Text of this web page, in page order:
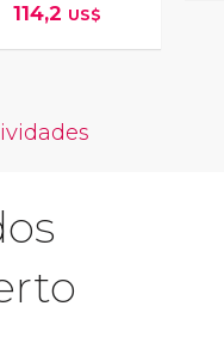
114,2 US$